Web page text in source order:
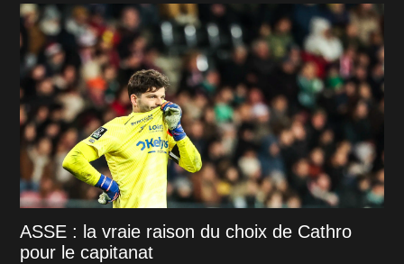
ASSE : la vraie raison du choix de Cathro
pour le capitanat